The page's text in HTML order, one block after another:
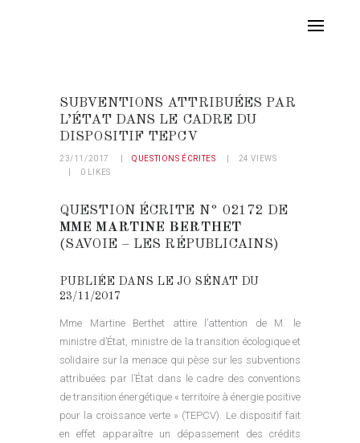
SUBVENTIONS ATTRIBUÉES PAR
L’ÉTAT DANS LE CADRE DU
DISPOSITIF TEPCV
23/11/2017 QUESTIONS ÉCRITES 24 VIEWS
0
LIKES
QUESTION ÉCRITE N° 02172 DE
MME MARTINE BERTHET
(SAVOIE – LES RÉPUBLICAINS)
PUBLIÉE DANS LE JO SÉNAT DU
23/11/2017
Mme Martine Berthet attire l’attention de M. le
ministre d’État, ministre de la transition écologique et
solidaire sur la menace qui pèse sur les subventions
attribuées par l’État dans le cadre des conventions
de transition énergétique « territoire à énergie positive
pour la croissance verte » (TEPCV). Le dispositif fait
en effet apparaître un dépassement des crédits